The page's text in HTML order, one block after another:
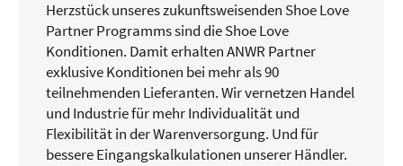
Herzstück unseres zukunftsweisenden Shoe Love
Partner Programms sind die Shoe Love
Konditionen. Damit erhalten ANWR Partner
exklusive Konditionen bei mehr als 90
teilnehmenden Lieferanten. Wir vernetzen Handel
und Industrie für mehr Individualität und
Flexibilität in der Warenversorgung. Und für
bessere Eingangskalkulationen unserer Händler.